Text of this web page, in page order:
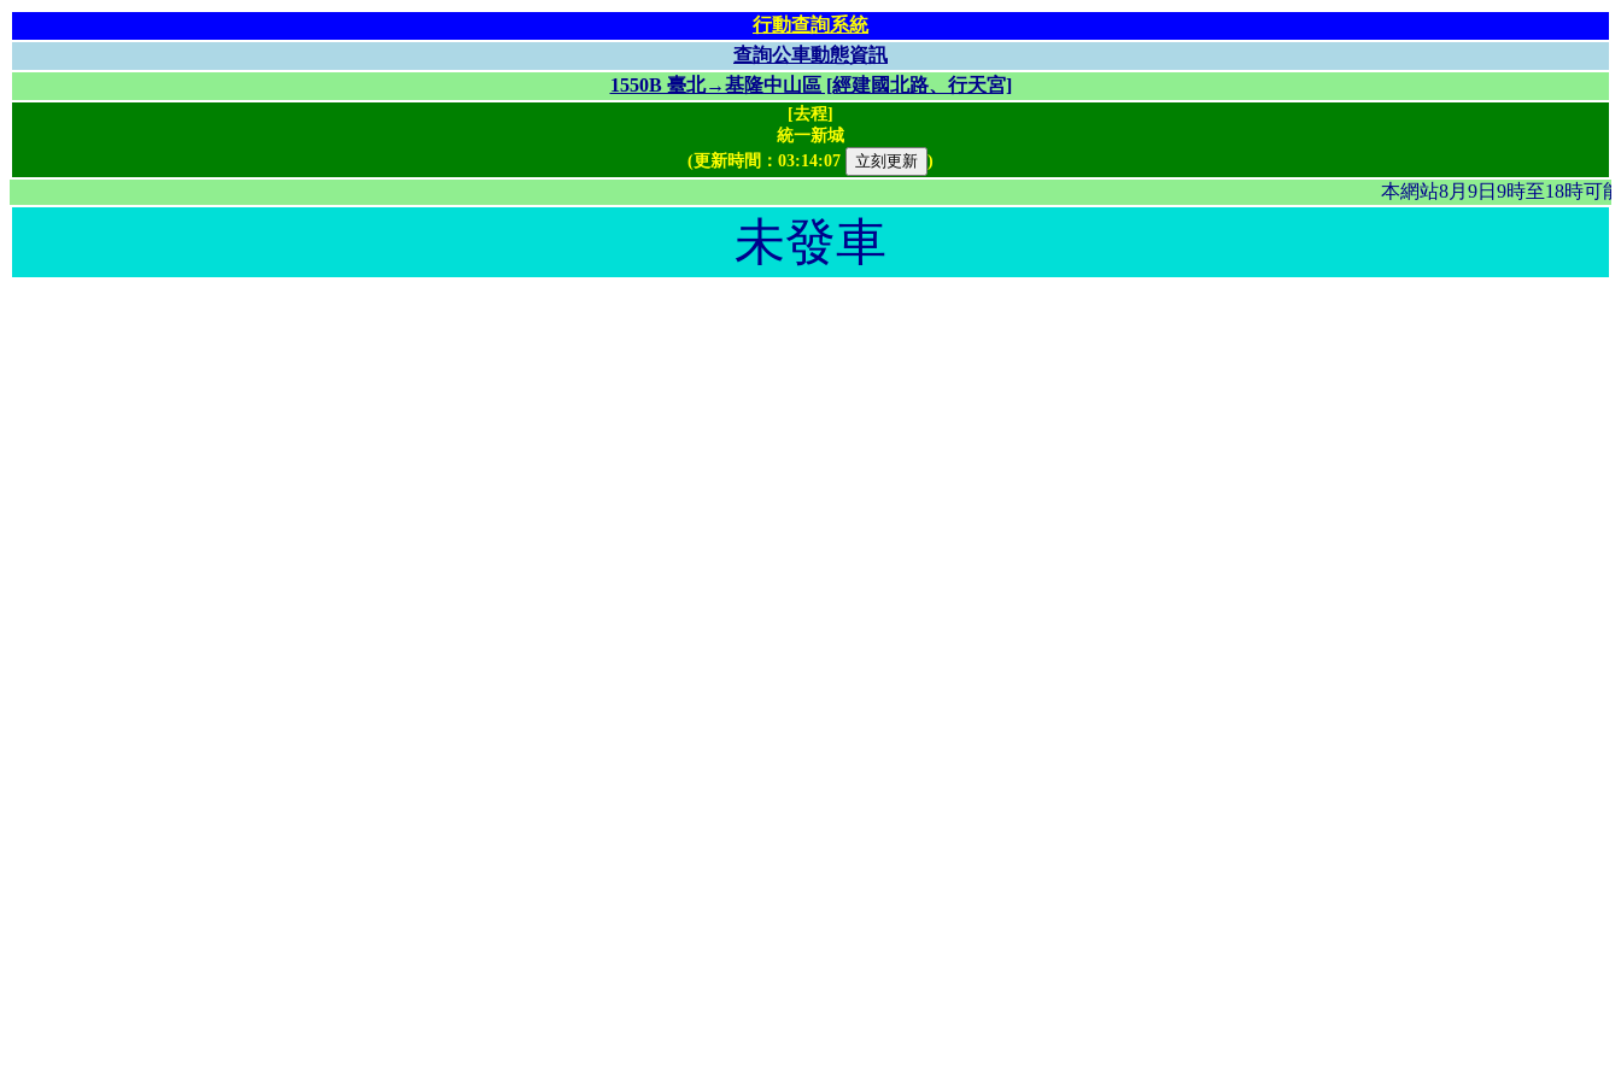
行動查詢系統
查詢公車動態資訊
1550B 臺北→基隆中山區 [經建國北路、行天宮]
[去程]
統一新城
(更新時間： 03:14:07 )
本網站8月9日9時至18
未發車